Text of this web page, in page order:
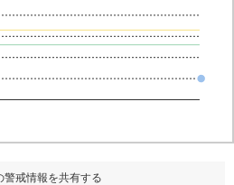
警戒情報を共有する